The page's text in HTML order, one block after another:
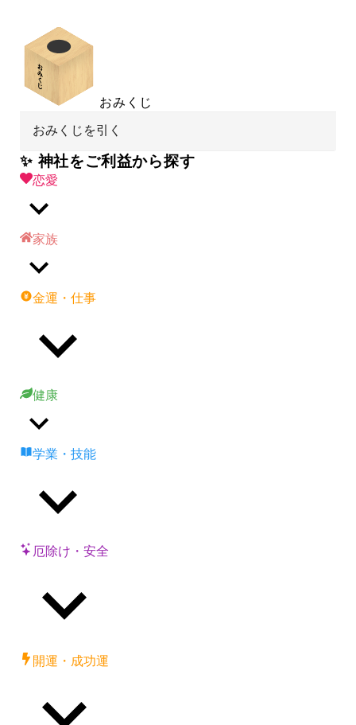
おみくじ
おみくじを引く
✨ 神社をご利益から探す
恋愛
家族
金運・仕事
健康
学業・技能
厄除け・安全
開運・成功運